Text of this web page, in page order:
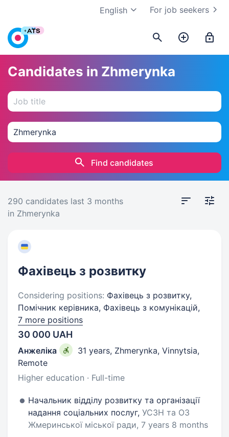
For job seekers
English
Candidates in Zhmerynka
Find candidates
290 candidates last 3 months
in Zhmerynka
Фахівець з розвитку
Considering positions: Фахівець з розвитку,
Помічник керівника, Фахівець з комунікацій,
7 more positions
30 000 UAH
Анжеліка 31 years, Zhmerynka, Vinnytsia,
Remote
Higher education · Full-time
Начальник відділу розвитку та організації
надання соціальних послуг, УСЗН та ОЗ
Жмеринської міської ради, 7 years 8 months